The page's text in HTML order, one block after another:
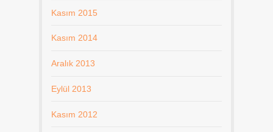
Kasım 2015
Kasım 2014
Aralık 2013
Eylül 2013
Kasım 2012